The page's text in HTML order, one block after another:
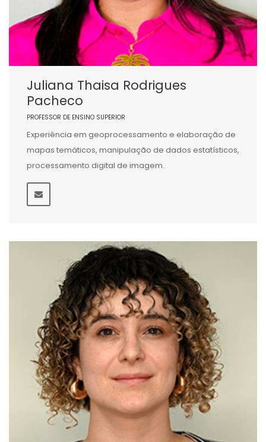
Juliana Thaisa Rodrigues
Pacheco
PROFESSOR DE ENSINO SUPERIOR
Experiência em geoprocessamento e elaboração de
mapas temáticos, manipulação de dados estatísticos,
processamento digital de imagem.